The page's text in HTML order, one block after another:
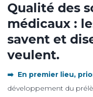
Qualité des
médicaux :
savent et
veulent.
➡️ En premier lieu,
développement du